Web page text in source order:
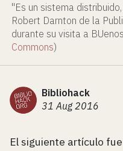
"Es un sistema
Robert Darnton de la
durante su visita a
Commons)
Bibliohack
31 Aug 2016
El siguiente artículo